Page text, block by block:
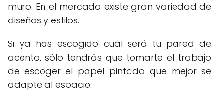
muro. En el mercado existe gran variedad de
diseños y estilos.
Si ya has escogido cuál será tu pared de
acento, sólo tendrás que tomarte el trabajo
de escoger el papel pintado que mejor se
adapte al espacio.